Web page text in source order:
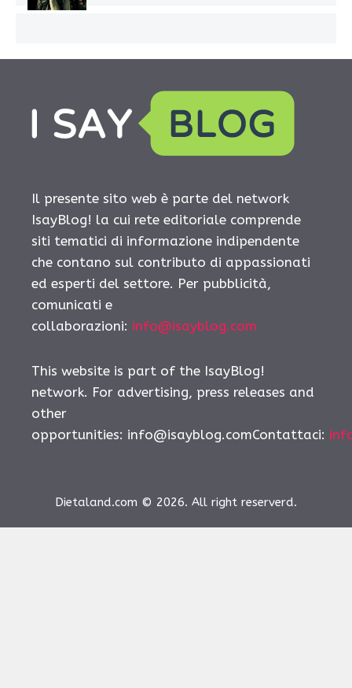
Il presente sito web è parte del network
IsayBlog! la cui rete editoriale comprende
siti tematici di informazione indipendente
che contano sul contributo di appassionati
ed esperti del settore. Per pubblicità,
comunicati e
collaborazioni: info@isayblog.com
This website is part of the IsayBlog!
network. For advertising, press releases and
other
opportunities: info@isayblog.comContattaci:
Dietaland.com © 2026. All right reserverd.